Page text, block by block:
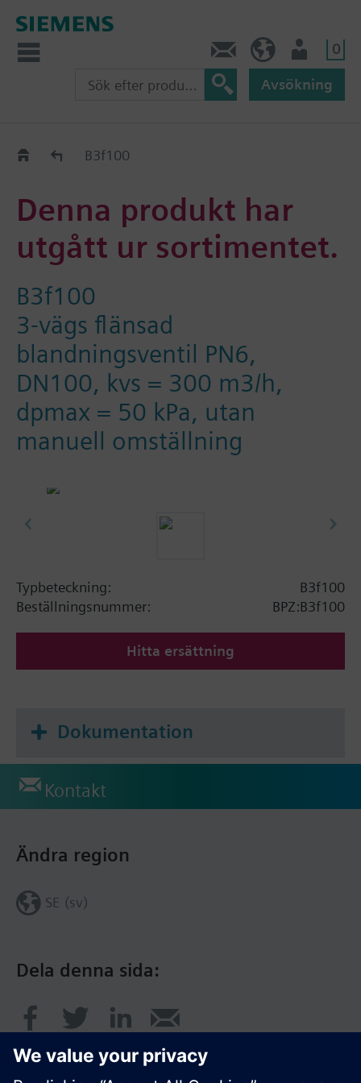
0
Avsökning
Old2NewB3f100
Denna produkt har
utgått ur sortimentet.
B3f100
3-vägs flänsad
blandningsventil PN6,
DN100, kvs = 300 m3/h,
dpmax = 50 kPa, utan
manuell omställning
Typbeteckning:
B3f100
Beställningsnummer:
BPZ:B3f100
Hitta ersättning
Dokumentation
Kontakt
Dela denna sida:
Ändra region
SE (sv)